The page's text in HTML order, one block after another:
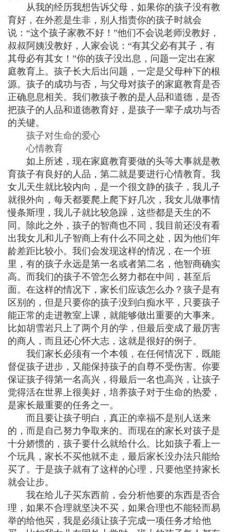
从我的经历我想告诉父母，如果你的孩子没有教
育好，在外惹是生非，别人指责你的孩子时就会
说：“这个孩子家教不好！”他们不会说老师没教好，
叔叔阿姨没教好，人家会说：“有其父必有其子，有
其母必有其女！”你的孩子没出息，问题一定出在家
庭教育上。孩子长大后出问题，一定是父母种下的根
源。孩子的成功与否，与父母对孩子的家庭教育是否
正确息息相关。我们教孩子教的是人品和道德，是否
把孩子的人品和道德教育好，是孩子一辈子成功与否
的关键。
孩子对生命的爱心
心情教育
如上所述，现在家庭教育要做的头等大事就是教
育孩子有良好的人品，第二就是要进行心情教育。我
女儿天生就比较内向，是一个很文静的孩子，我儿子
就很外向，每天都要爬上爬下好几次，我女儿做事情
慢条斯理，我儿子就比较急躁，这些都是天生的不
同。除此之外，孩子的智商也不同，我目前还没有看
出我女儿和儿子智商上有什么不同之处，因为他们年
龄差距比较小。我们会发现这样的情况，在一个班
里，有的孩子永远是第一名或者第二名，他智商确实
高。而我们的孩子不管怎么努力都在中间，甚至后
面。在这样的情况下，家长们应该怎么办？孩子是有
区别的，但是只要你的孩子没到白痴水平，只要孩子
能正常的走进教室上课，就能够做出重要的大事来。
比如胡雪岩只上了两个月的学，但最后变成了最厉害
的商人，而且还心怀大志，这就是很好的例子。
我们家长必须有一个本领，在任何情况下，既能
督促孩子进步，又能保持孩子的自尊不受伤害。你要
保证孩子得第一名高兴，得最后一名也高兴，让孩子
觉得活在世界上很美好，培养孩子对于生命的热爱，
是家长最重要的任务之一。
而且要让孩子明白，真正的幸福不是别人送来
的，而是自己努力争取来的。而现在的家长对孩子是
十分娇惯的，孩子要什么就给什么。比如孩子看上一
个玩具，家长不买他就不走，最后家长没办法只能给
买了。于是孩子就有了这样的心理，只要他坚持家长
就会让步。
我在给儿子买东西前，会分析他要的东西是否合
理，如果不合理就坚决不买，如果合理也不能轻而易
举的给他买，我是必须让孩子完成一项任务才给他